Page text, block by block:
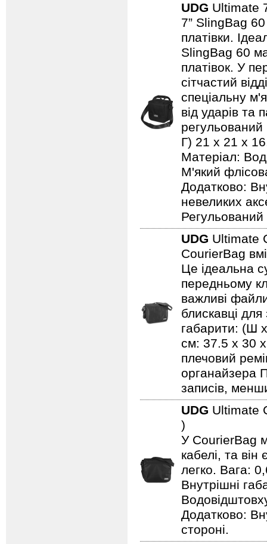
UDG Ultimate
7” SlingBag
платівки.
SlingBag 60
платівок. У
сітчастий
спеціальну
від ударів та
Г) 21 x 21 x
Матеріал:
М'який
Додатково:
невеликих
UDG Ultimate
CourierBag
Це ідеальна
передньому
важливі
блискавці
габарити: (Ш
см: 37.5 x 30
плечовий
органайзера
записів,
UDG Ultimate
)
У CourierBag
кабелі, та
легко. Вага:
Внутрішні
Додатково:
стороні.